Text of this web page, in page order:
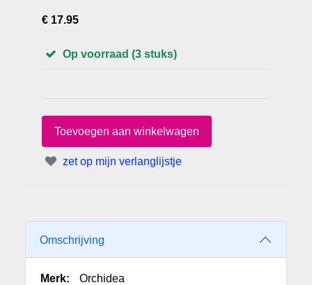
€ 17.95
Op voorraad (3 stuks)
zet op mijn verlanglijstje
Omschrijving
Merk: Orchidea